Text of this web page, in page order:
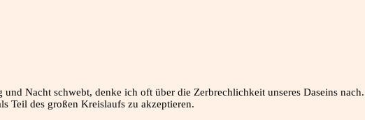
Nacht schwebt, denke ich oft über die Zerbrechlichkeit unseres Daseins
Teil des großen Kreislaufs zu akzeptieren.